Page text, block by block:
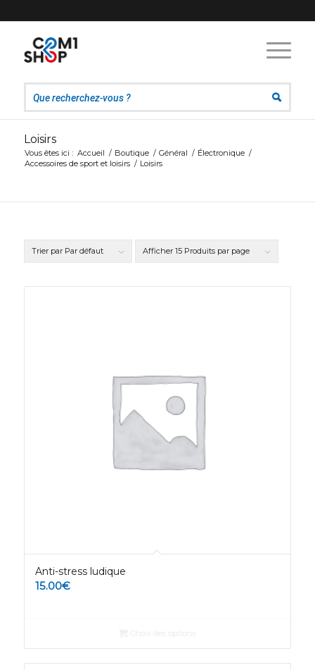
Loisirs
Vous êtes ici : Accueil / Boutique / Général / Électronique /
Accessoires de sport et loisirs / Loisirs
Trier par Par défaut Afficher 15 Produits par page
Anti-stress ludique
15.00€